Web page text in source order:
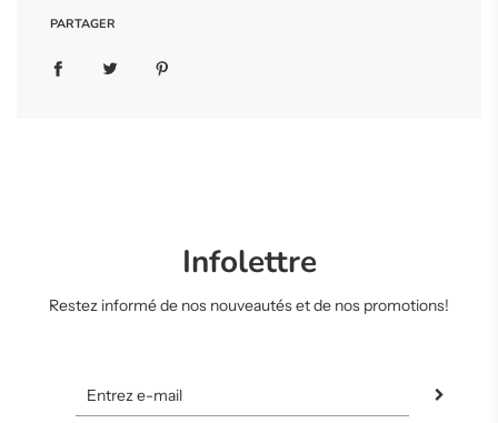
PARTAGER
Infolettre
Restez informé de nos nouveautés et de nos promotions!